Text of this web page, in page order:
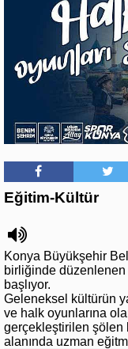
Eğitim-Kültür
Konya Büyükşehir
birliğinde
başlıyor.
Geleneksel kültürün
ve halk oyunlarına
gerçekleştirilen şölen
alanında uzman